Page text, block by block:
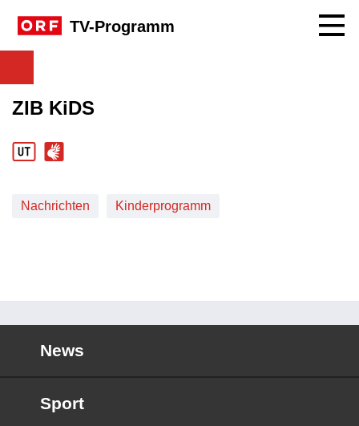
TV-Programm
ZIB KiDS
Nachrichten Kinderprogramm
News
Sport